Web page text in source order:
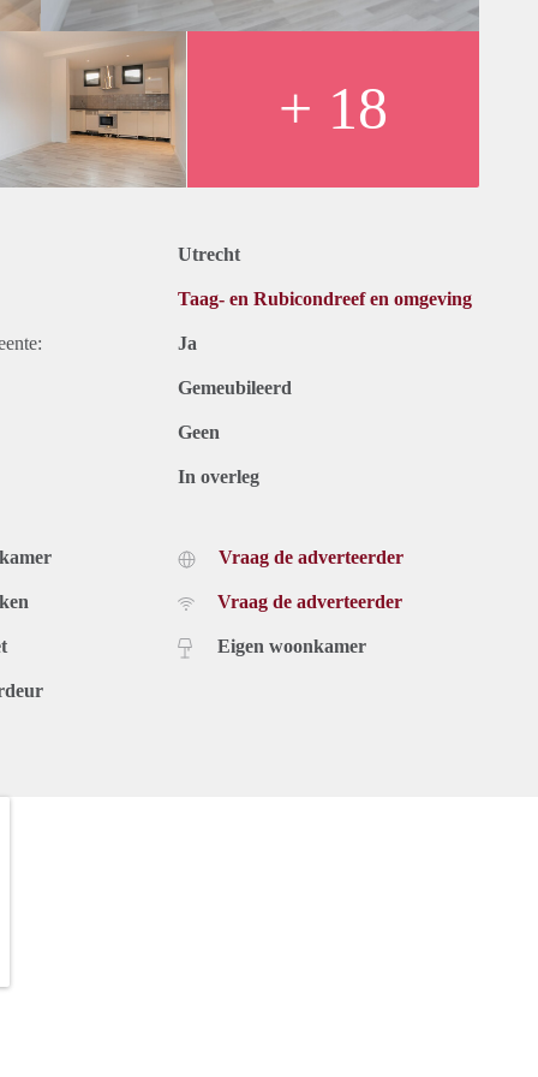
verwarmen, verlichten algemene ruimte en wassen
+ 18
Utrecht
Taag- en Rubicondreef en omgeving
Ja
Gemeubileerd
Geen
In overleg
Vraag de adverteerder
Vraag de adverteerder
Eigen woonkamer